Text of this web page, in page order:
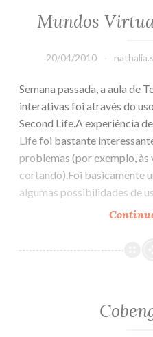
Mundos
20/04/2010
Semana passada, a aula de
interativas foi através do
Second Life.A experiência
Life foi bastante
problemas (por exemplo, às
cortando).Foi basicamente
algumas possibilidades de